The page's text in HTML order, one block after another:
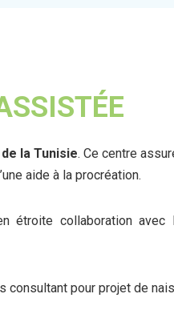
la Tunisie. Ce centre
aide à la procréation.
étroite collaboration
consultant pour projet de